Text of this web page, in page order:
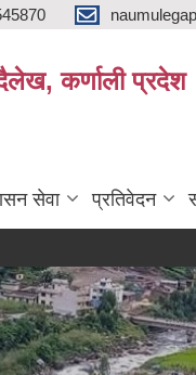
दैलेख, कर्णाली प्रदेश
सेवा प्रतिवेदन